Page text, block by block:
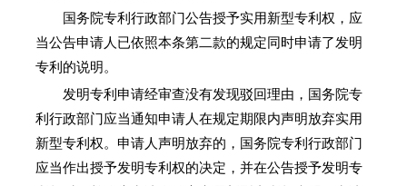
国务院专利行政部门公告授予实用新型专利权，应
当公告申请人已依照本条第二款的规定同时申请了发明
专利的说明。
发明专利申请经审查没有发现驳回理由，国务院专
利行政部门应当通知申请人在规定期限内声明放弃实用
新型专利权。申请人声明放弃的，国务院专利行政部门
应当作出授予发明专利权的决定，并在公告授予发明专